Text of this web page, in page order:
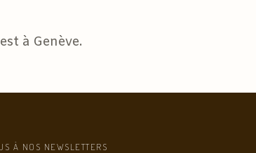
à Genève.
À NOS NEWSLETTERS